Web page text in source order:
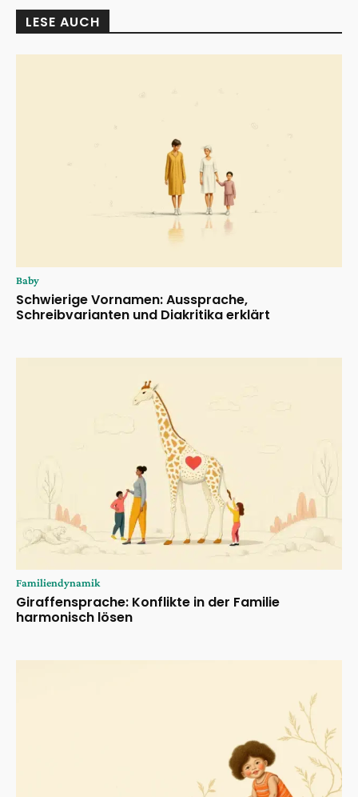
LESE AUCH
Baby
Schwierige Vornamen: Aussprache,
Schreibvarianten und Diakritika erklärt
Familiendynamik
Giraffensprache: Konflikte in der Familie
harmonisch lösen